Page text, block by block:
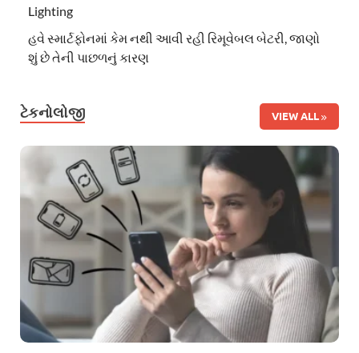
Lighting
હવે સ્માર્ટફોનમાં કેમ નથી આવી રહી રિમૂવેબલ બેટરી, જાણો
શું છે તેની પાછળનું કારણ
ટેકનોલોજી VIEW ALL